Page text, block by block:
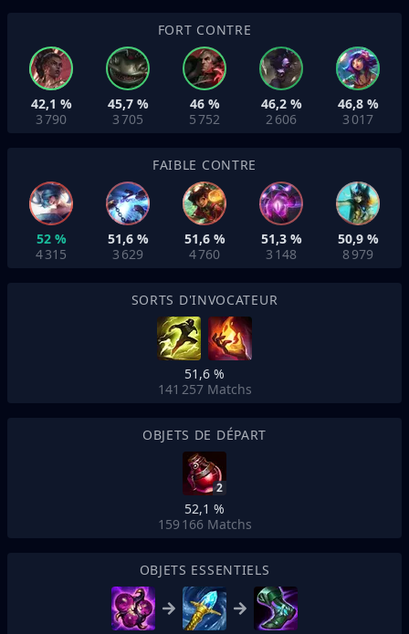
FORT CONTRE
42,1 %
3 790
45,7 %
3 705
46 %
5 752
46,2 %
2 606
46,8 %
3 017
FAIBLE CONTRE
52 %
4 315
51,6 %
3 629
51,6 %
4 760
51,3 %
3 148
50,9 %
8 979
SORTS D'INVOCATEUR
51,6 %
141 257 Matchs
OBJETS DE DÉPART
2
52,1 %
159 166 Matchs
OBJETS ESSENTIELS